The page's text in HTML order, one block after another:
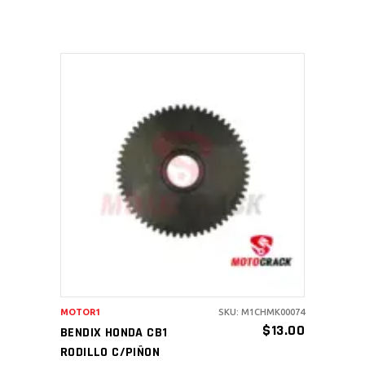
AÑADIR AL CARRITO
BENDIX HONDA CB1
RODILLO C/PIÑON
$13.00
MOTOR1 SKU: M1CHMK00074